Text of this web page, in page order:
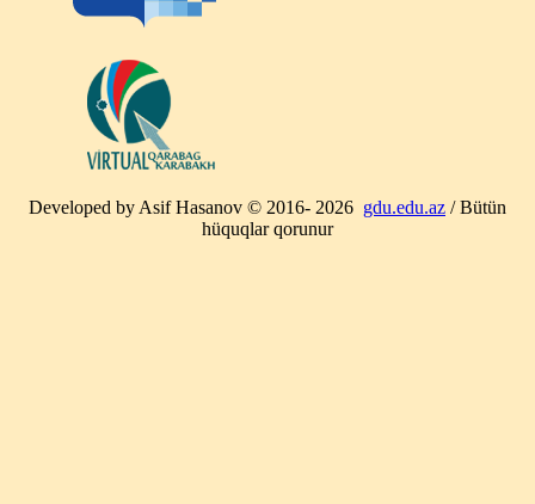
Developed by Asif Hasanov © 2016- 2026 gdu.edu.az/ Bütün
hüquqlar qorunur